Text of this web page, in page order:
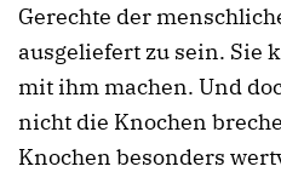
Gerechte der
ausgeliefert zu sein. Sie
mit ihm machen. Und
nicht die Knochen
Knochen besonders